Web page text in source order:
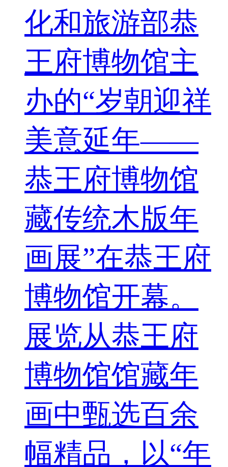
化和旅游部恭
王府博物馆主
办的“岁朝迎祥
美意延年——
恭王府博物馆
藏传统木版年
画展”在恭王府
博物馆开幕。
展览从恭王府
博物馆馆藏年
画中甄选百余
幅精品，以“年